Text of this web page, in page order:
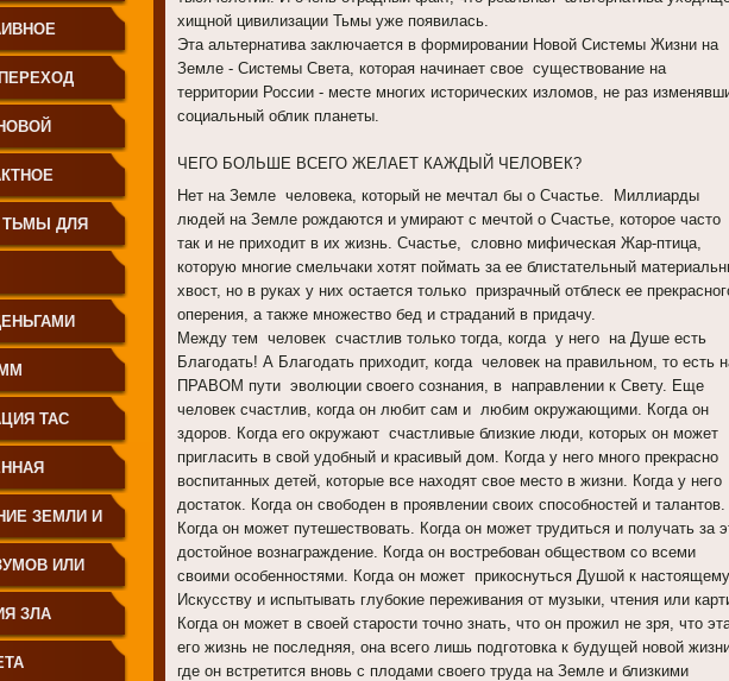
хищной цивилизации Тьмы уже появилась.
Эта альтернатива заключается в формировании Новой Системы Жизни на
Земле - Системы Света, которая начинает свое существование на
территории России - месте многих исторических изломов, не раз
социальный облик планеты.
ЧЕГО БОЛЬШЕ ВСЕГО ЖЕЛАЕТ КАЖДЫЙ ЧЕЛОВЕК?
Нет на Земле человека, который не мечтал бы о Счастье. Миллиарды
людей на Земле рождаются и умирают с мечтой о Счастье, которое часто
так и не приходит в их жизнь. Счастье, словно мифическая Жар-птица,
которую многие смельчаки хотят поймать за ее блистательный
хвост, но в руках у них остается только призрачный отблеск ее
оперения, а также множество бед и страданий в придачу.
Между тем человек счастлив только тогда, когда у него на Душе есть
Благодать! А Благодать приходит, когда человек на правильном, то есть
ПРАВОМ пути эволюции своего сознания, в направлении к Свету. Еще
человек счастлив, когда он любит сам и любим окружающими. Когда он
здоров. Когда его окружают счастливые близкие люди, которых он может
пригласить в свой удобный и красивый дом. Когда у него много прекрасно
воспитанных детей, которые все находят свое место в жизни. Когда у него
достаток. Когда он свободен в проявлении своих способностей и талантов.
Когда он может путешествовать. Когда он может трудиться и получать за
достойное вознаграждение. Когда он востребован обществом со всеми
своими особенностями. Когда он может прикоснуться Душой к настоящему
Искусству и испытывать глубокие переживания от музыки, чтения или
Когда он может в своей старости точно знать, что он прожил не зря, что
его жизнь не последняя, она всего лишь подготовка к будущей новой
где он встретится вновь с плодами своего труда на Земле и близкими
ДЛЯ
ТАС
ЗЕМЛИ И
ИЛИ
ЗЛА